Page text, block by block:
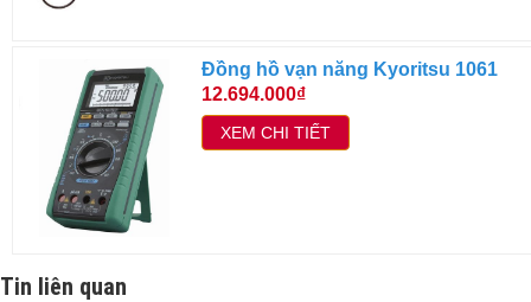
Đồng hồ vạn năng Kyoritsu 1061
12.694.000₫
XEM CHI TIẾT
Tin liên quan